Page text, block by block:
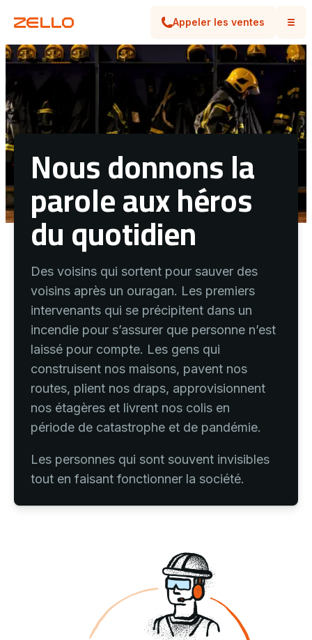
Appeler les ventes
Nous donnons la
parole aux héros
du quotidien
Des voisins qui sortent pour sauver des
voisins après un ouragan. Les premiers
intervenants qui se précipitent dans un
incendie pour s’assurer que personne n’est
laissé pour compte. Les gens qui
construisent nos maisons, pavent nos
routes, plient nos draps, approvisionnent
nos étagères et livrent nos colis en
période de catastrophe et de pandémie.
Les personnes qui sont souvent invisibles
tout en faisant fonctionner la société.